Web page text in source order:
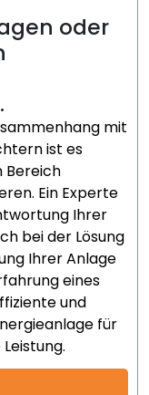
oder
mit
ist es
Bereich
Ein Experte
Ihrer
bei der Lösung
Ihrer Anlage
eines
und
für